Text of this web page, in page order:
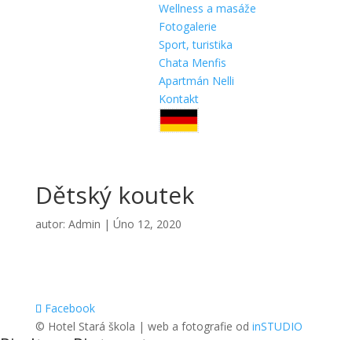
Wellness a masáže
Fotogalerie
Sport, turistika
Chata Menfis
Apartmán Nelli
Kontakt
Dětský koutek
autor: Admin | Úno 12, 2020
Facebook
© Hotel Stará škola | web a fotografie od inSTUDIO